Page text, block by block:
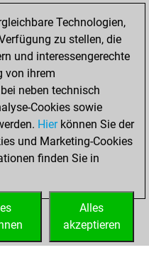
7
Play
+1
games
10,
22
Play
+3
Technologien,
zu stellen, die
und interessengerechte
von ihrem
neben technisch
Cookies sowie
Hierkönnen Sie der
und Marketing-Cookies
finden Sie in
Alles
akzeptieren